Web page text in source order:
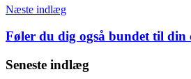
Næste indlæg
Føler du dig også bundet til din
Seneste indlæg